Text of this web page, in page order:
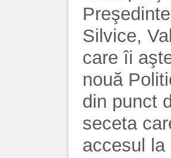
Silvice,
care îi
nouă
din punct
seceta
accesul la